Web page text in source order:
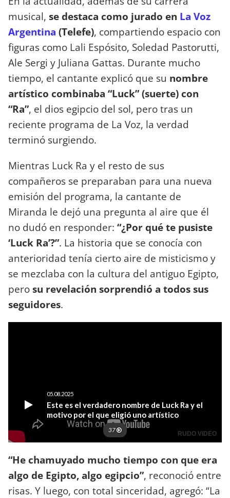
musical, se destaca como jurado en La Voz
Argentina (Telefe), compartiendo espacio con
figuras como Lali Espósito, Soledad Pastorutti,
Ale Sergi y Juliana Gattas. Durante mucho
tiempo, el cantante explicó que su nombre
artístico combinaba “Luck” (suerte) con
“Ra”, el dios egipcio del sol, pero tras un
reciente programa de La Voz, la verdad
terminó surgiendo.
Mientras Luck Ra y el resto de sus
compañeros se preparaban para una nueva
emisión del programa, la cantante de
Miranda le dejó una pregunta al aire que él
no dudó en responder: “¿Por qué te pusiste
‘Luck Ra’?”. La historia que se conocía con
anterioridad tenía cierto aire de misticismo y
se mezclaba con la cultura del antiguo Egipto,
perosu revelación sorprendió a todos sus
seguidores.
“He chamuyado mucho tiempo con que era
algo de Egipto, algo egipcio”, reconoció entre
risas. Y luego, con total sinceridad, agregó: “La